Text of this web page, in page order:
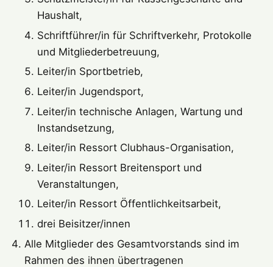
Haushalt,
Schriftführer/in für Schriftverkehr, Protokolle
und Mitgliederbetreuung,
Leiter/in Sportbetrieb,
Leiter/in Jugendsport,
Leiter/in technische Anlagen, Wartung und
Instandsetzung,
Leiter/in Ressort Clubhaus-Organisation,
Leiter/in Ressort Breitensport und
Veranstaltungen,
Leiter/in Ressort Öffentlichkeitsarbeit,
drei Beisitzer/innen
Alle Mitglieder des Gesamtvorstands sind im
Rahmen des ihnen übertragenen